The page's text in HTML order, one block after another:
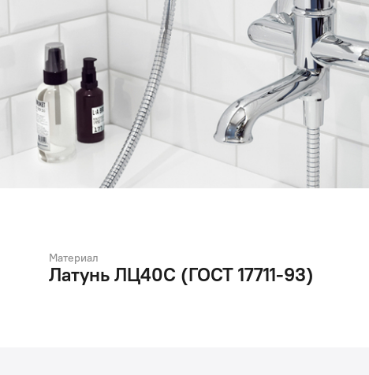
Материал
Латунь ЛЦ40C (ГОСТ 17711-93)